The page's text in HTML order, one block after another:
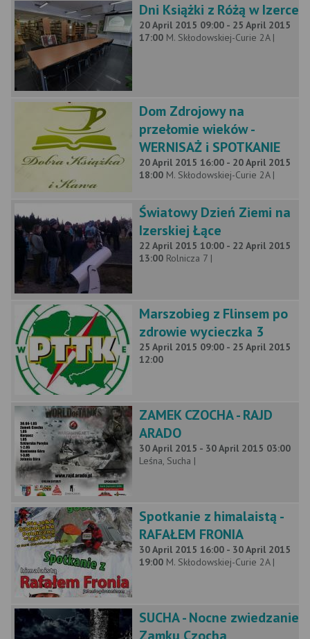
Dni Książki z Różą w Izerce
20 April 2015 09:00 - 25 April 2015
17:00 M. Skłodowskiej-Curie 2A |
Dom Zdrojowy na
przełomie wieków -
WERNISAŻ i SPOTKANIE
20 April 2015 16:00 - 20 April 2015
18:00 M. Skłodowskiej-Curie 2A |
Światowy Dzień Ziemi na
Izerskiej Łące
22 April 2015 10:00 - 22 April 2015
13:00 Rolnicza 7 |
Marszobieg z Flinsem po
zdrowie wycieczka 3
25 April 2015 09:00 - 25 April 2015
12:00
ZAMEK CZOCHA - RAJD
ARADO
30 April 2015 - 30 April 2015 03:00
Leśna, Sucha |
Spotkanie z himalaistą -
RAFAŁEM FRONIA
30 April 2015 16:00 - 30 April 2015
19:00 M. Skłodowskiej-Curie 2A |
SUCHA - Nocne zwiedzanie